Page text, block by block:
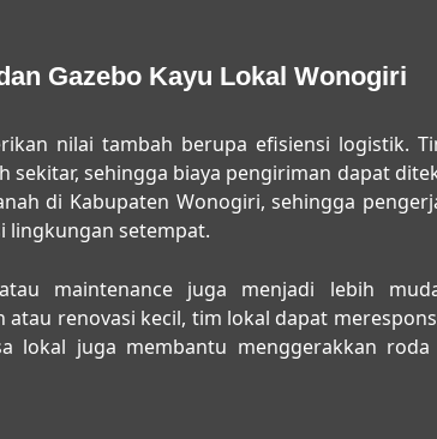
Gazebo Kayu Lokal Wonogiri
nilai tambah berupa efisiensi logistik.
sekitar, sehingga biaya pengiriman dapat
di Kabupaten Wonogiri, sehingga
lingkungan setempat.
maintenance juga menjadi lebih
renovasi kecil, tim lokal dapat
lokal juga membantu menggerakkan